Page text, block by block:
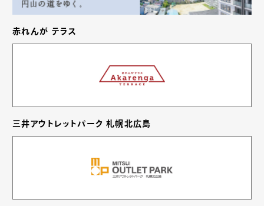
赤れんが テラス
三井アウトレットパーク 札幌北広島